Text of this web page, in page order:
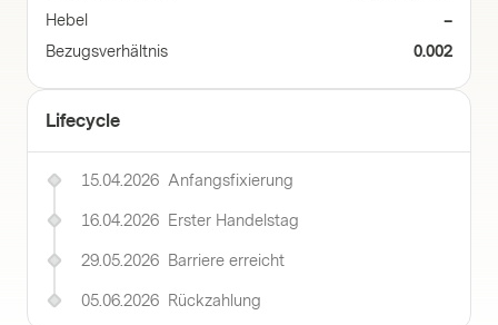
Hebel
–
Bezugsverhältnis
0.002
Lifecycle
15.04.2026 Anfangsfixierung
16.04.2026 Erster Handelstag
29.05.2026 Barriere erreicht
05.06.2026 Rückzahlung